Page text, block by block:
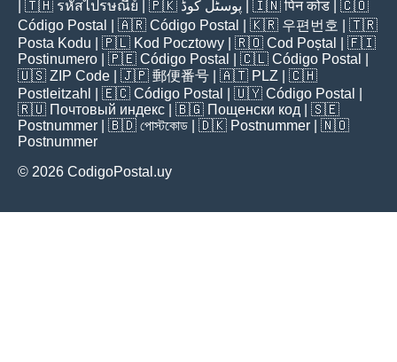
| 🇹🇭 รหัสไปรษณีย์ | 🇵🇰 پوسٹل کوڈ | 🇮🇳पिन कोड | 🇨🇴
Código Postal
| 🇦🇷 Código Postal | 🇰🇷 우편번호
| 🇹🇷
Posta Kodu | 🇵🇱 Kod Pocztowy | 🇷🇴 Cod Poștal
| 🇫🇮
Postinumero | 🇵🇪 Código Postal | 🇨🇱 Código Postal
🇺🇸 ZIP Code | 🇯🇵 郵便番号 | 🇦🇹 PLZ | 🇨🇭
Postleitzahl
| 🇪🇨 Código Postal | 🇺🇾 Código Postal
🇷🇺 Почтовый индекс | 🇧🇬 Пощенски код | 🇸🇪
Postnummer | 🇧🇩 পোস্টকোড | 🇩🇰 Postnummer | 🇳🇴
Postnummer
© 2026 CodigoPostal.uy